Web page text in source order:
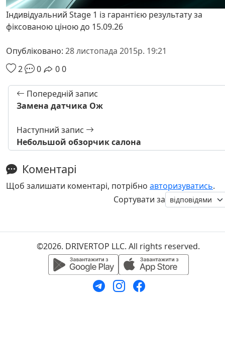
Індивідуальний Stage 1 із гарантією результату за
фіксованою ціною до 15.09.26
Опубліковано: 28 листопада 2015р. 19:21
2
0 00
Попередній запис
Замена датчика Ож
Наступний запис
Небольшой обзорчик салона
Коментарі
Щоб залишати коментарі, потрібно авторизуватись.
Сортувати за
©2026. DRIVERTOP LLC. All rights reserved.